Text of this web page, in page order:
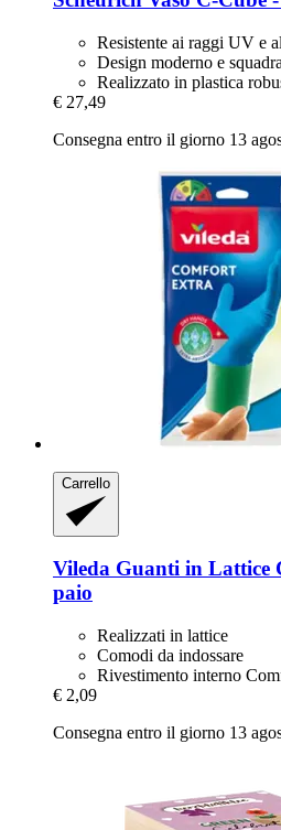
Resistente ai raggi UV e
Design moderno e
Realizzato in plastica
€ 27,49
Consegna entro il giorno 13
Carrello
Vileda Guanti in Lattice
paio
Realizzati in lattice
Comodi da indossare
Rivestimento interno
€ 2,09
Consegna entro il giorno 13